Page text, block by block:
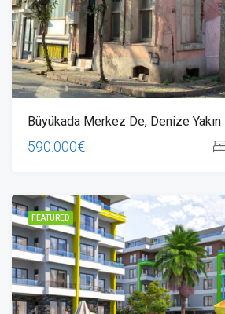
590.000€
FEATURED